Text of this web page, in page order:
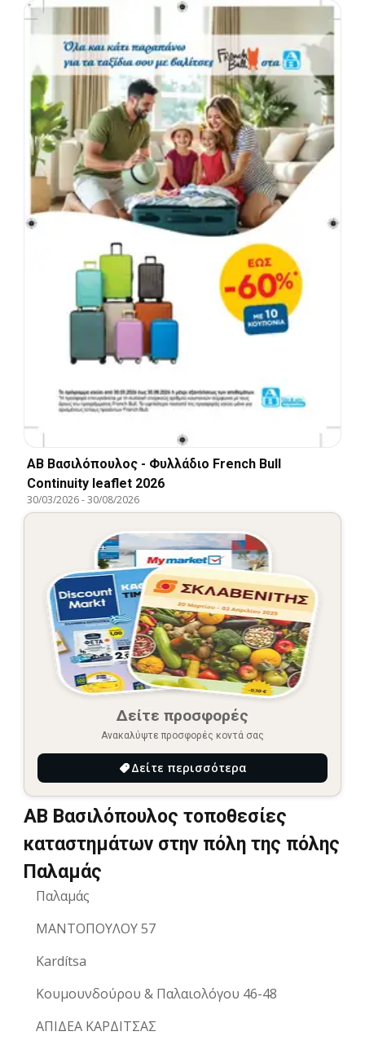
ΑΒ Βασιλόπουλος - Φυλλάδιο French Bull
Continuity leaflet 2026
30/03/2026-30/08/2026
Δείτε προσφορές
Ανακαλύψτε προσφορές κοντά σας
Δείτε περισσότερα
ΑΒ Βασιλόπουλος τοποθεσίες
καταστημάτων στην πόλη της πόλης
Παλαμάς
Παλαμάς
ΜΑΝΤΟΠΟΥΛΟΥ 57
Kardítsa
Κουμουνδούρου & Παλαιολόγου 46-48
ΑΠΙΔΕΑ ΚΑΡΔΙΤΣΑΣ